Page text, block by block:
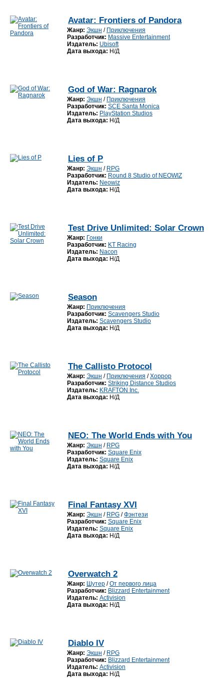
Avatar: Frontiers of Pandora
Жанр: Экшн / Приключения
Разработчик: Massive Entertainment
Издатель: Ubisoft
Дата выхода: Н/Д
God of War: Ragnarok
Жанр: Экшн / Приключения
Разработчик: SCE Santa Monica
Издатель: PlayStation Studios
Дата выхода: Н/Д
Lies of P
Жанр: Экшн / RPG
Разработчик: Round 8 Studio of NEOWIZ
Издатель: Neowiz
Дата выхода: Н/Д
Test Drive Unlimited: Solar Crown
Жанр: Гонки
Разработчик: KT Racing
Издатель: Nacon
Дата выхода: Н/Д
Season
Жанр: Приключения
Разработчик: Scavengers Studio
Издатель: Scavengers Studio
Дата выхода: Н/Д
The Callisto Protocol
Жанр: Экшн / Приключения /Хоррор
Разработчик: Striking Distance Studios
Издатель: KRAFTON Inc.
Дата выхода: Н/Д
NEO: The World Ends with You
Жанр: Экшн / RPG
Разработчик: Square Enix
Издатель: Square Enix
Дата выхода: Н/Д
Final Fantasy XVI
Жанр: Экшн / RPG /Фэнтези
Разработчик: Square Enix
Издатель: Square Enix
Дата выхода: Н/Д
Overwatch 2
Жанр: Шутер /От первого лица
Разработчик: Blizzard Entertainment
Издатель: Activision
Дата выхода: Н/Д
Diablo IV
Жанр: Экшн / RPG
Разработчик: Blizzard Entertainment
Издатель: Activision
Дата выхода: Н/Д